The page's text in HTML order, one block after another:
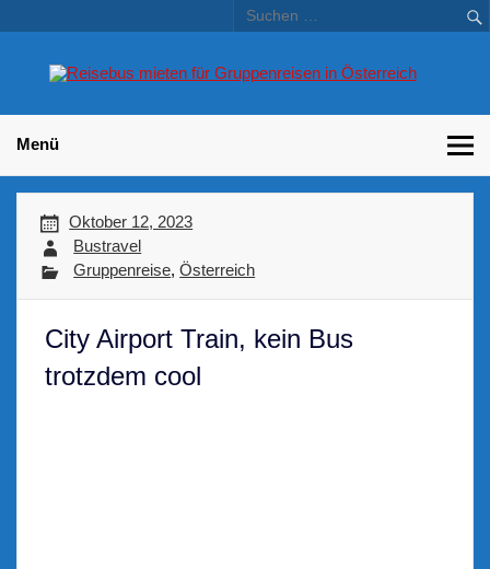
–
Menü
Oktober 12, 2023
Bustravel
Gruppenreise,Österreich
City Airport Train, kein Bus
trotzdem cool